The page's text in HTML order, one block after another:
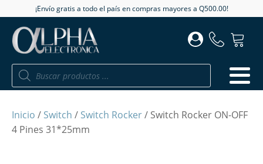
¡Envío gratis a todo el país en compras mayores a Q500.00!
Búsqueda
productos
Inicio / Switch / Switch Rocker/ Switch Rocker ON-OFF
4 Pines 31*25mm